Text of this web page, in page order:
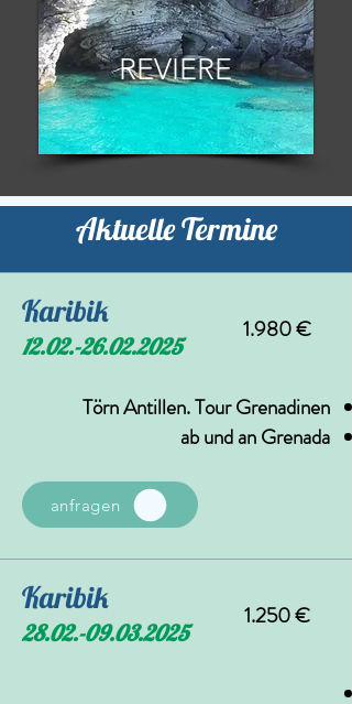
REVIERE
Aktuelle Termine
Karibik
12.02.-26.02.2025
1.980 €
Törn Antillen. Tour Grenadinen
ab und an Grenada
anfragen
Karibik
28.02.-09.03.2025
1.250 €